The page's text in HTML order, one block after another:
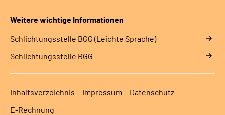
Weitere wichtige Informationen
Schlich­tungs­stel­le BGG (Leichte Sprache)
Schlich­tungs­stel­le BGG
Inhaltsverzeichnis Impressum
Datenschutz
E-Rechnung